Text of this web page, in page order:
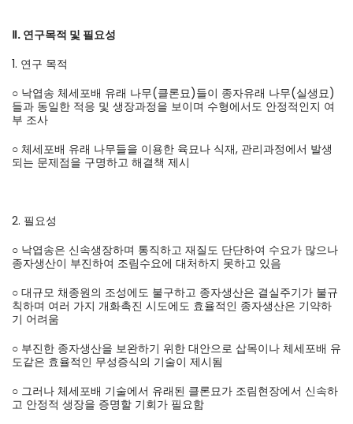
Ⅱ. 연구목적 및 필요성
1. 연구 목적
○ 낙엽송 체세포배 유래 나무(클론묘)들이 종자유래 나무(실생묘)
들과 동일한 적응 및 생장과정을 보이며 수형에서도 안정적인지 여
부 조사
○ 체세포배 유래 나무들을 이용한 육묘나 식재, 관리과정에서 발생
되는 문제점을 구명하고 해결책 제시
2. 필요성
○ 낙엽송은 신속생장하며 통직하고 재질도 단단하여 수요가 많으나
종자생산이 부진하여 조림수요에 대처하지 못하고 있음
○ 대규모 채종원의 조성에도 불구하고 종자생산은 결실주기가 불규
칙하며 여러 가지 개화촉진 시도에도 효율적인 종자생산은 기약하
기 어려움
○ 부진한 종자생산을 보완하기 위한 대안으로 삽목이나 체세포배 유
도같은 효율적인 무성증식의 기술이 제시됨
○ 그러나 체세포배 기술에서 유래된 클론묘가 조림현장에서 신속하
고 안정적 생장을 증명할 기회가 필요함